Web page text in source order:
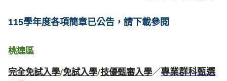
115學年度各項簡章已公告，請下載參閱
桃連區
完全免試入學/免試入學/技優甄審入學／專業群科甄選